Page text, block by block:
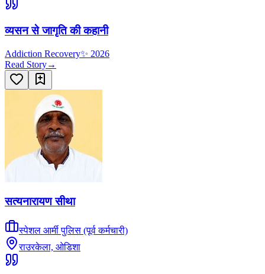
व्यसन से जागृति की कहानी
Addiction Recovery✨ 2026
Read Story→
सत्यनारायण सीथा
स्पेशल आर्मी पुलिस (पूर्व कर्मचारी)
राउरकेला, ओडिशा